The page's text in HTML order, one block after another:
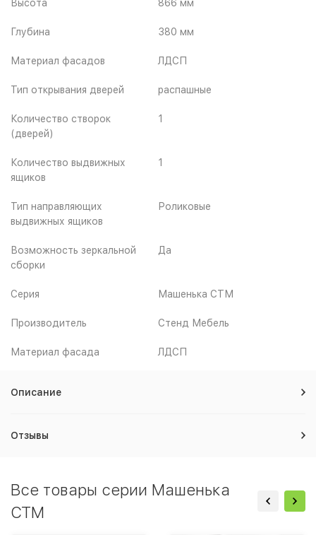
Высота 866 мм
Глубина 380 мм
Материал фасадов ЛДСП
Тип открывания дверей распашные
Количество створок
(дверей)
1
Количество выдвижных
ящиков
1
Тип направляющих
выдвижных ящиков
Роликовые
Возможность зеркальной
сборки
Да
Серия Машенька СТМ
Производитель Стенд Мебель
Материал фасада ЛДСП
Описание
Отзывы
Все товары серии Машенька
СТМ